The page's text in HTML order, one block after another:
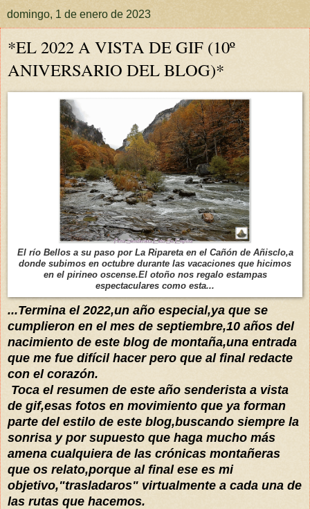
domingo, 1 de enero de 2023
*EL 2022 A VISTA DE GIF (10º
ANIVERSARIO DEL BLOG)*
El río Bellos a su paso por La Ripareta en el Cañón de Añisclo,a
donde subimos en octubre durante las vacaciones que hicimos
en el pirineo oscense.El otoño nos regalo estampas
espectaculares como esta...
...Termina el 2022,un año especial,ya que se
cumplieron en el mes de septiembre,10 años del
nacimiento de este blog de montaña,una entrada
que me fue difícil hacer pero que al final redacte
con el corazón.
Toca el resumen de este año senderista a vista
de gif,esas fotos en movimiento que ya forman
parte del estilo de este blog,buscando siempre la
sonrisa y por supuesto que haga mucho más
amena cualquiera de las crónicas montañeras
que os relato,porque al final ese es mi
objetivo,"trasladaros" virtualmente a cada una de
las rutas que hacemos.